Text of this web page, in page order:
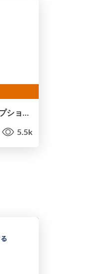
経営学部のためのSaaSとサブスクリプションのデータ分析入門
5.5k